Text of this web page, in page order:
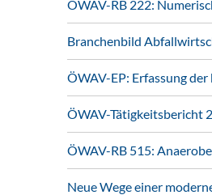
ÖWAV-RB 222:
Branchenbild
ÖWAV-EP: Erfassung
ÖWAV-Tätigkeitsbericht
ÖWAV-RB 515:
Neue Wege einer